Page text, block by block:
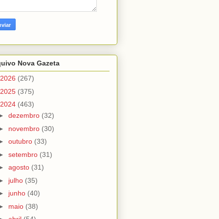
Nova Gazeta
2026 (267)
2025 (375)
2024 (463)
dezembro (32)
novembro (30)
outubro (33)
setembro (31)
agosto (31)
julho (35)
junho (40)
maio (38)